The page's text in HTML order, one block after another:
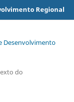
Regional
Desenvolvimento
do